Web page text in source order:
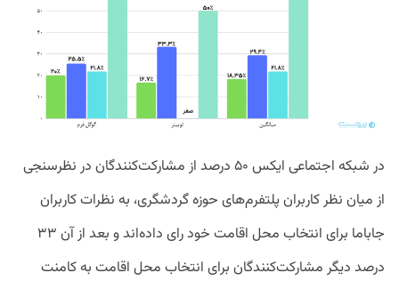
در شبکه اجتماعی ایکس ۵۰ درصد از مشارکت‌کنندگان در نظرسنجی
از میان نظر کاربران پلتفرم‌های حوزه گردشگری، به نظرات کاربران
جاباما برای انتخاب محل اقامت خود رای داده‌اند و بعد از آن ۳۳
درصد دیگر مشارکت‌کنندگان برای انتخاب محل اقامت به کامنت